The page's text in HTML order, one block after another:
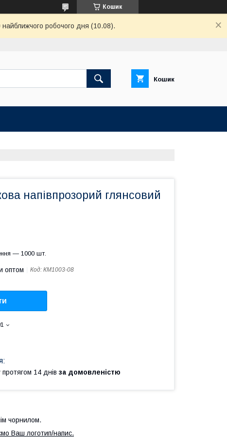
Кошик
найближчого робочого дня (10.08).
Кошик
напівпрозорий глянсовий
— 1000 шт.
оптом Код: КМ1003-08
14 днів за домовленістю
чорнилом.
Ваш логотип/напис.